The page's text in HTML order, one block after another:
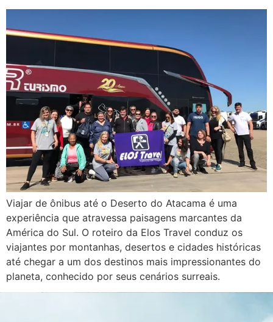
Viajar de ônibus até o Deserto do Atacama é uma
experiência que atravessa paisagens marcantes da
América do Sul. O roteiro da Elos Travel conduz os
viajantes por montanhas, desertos e cidades históricas
até chegar a um dos destinos mais impressionantes do
planeta, conhecido por seus cenários surreais.